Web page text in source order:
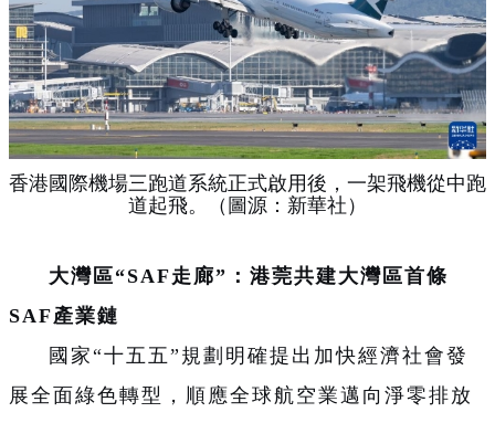
香港國際機場三跑道系統正式啟用後，一架飛機從中跑
道起飛。（圖源：新華社）
大灣區“SAF走廊”：港莞共建大灣區首條
SAF產業鏈
國家“十五五”規劃明確提出加快經濟社會發
展全面綠色轉型，順應全球航空業邁向淨零排放